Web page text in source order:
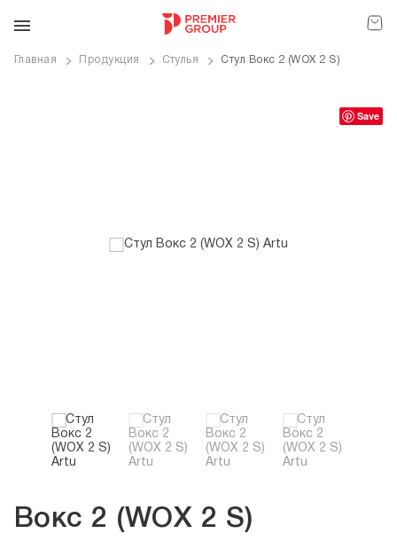
Главная Продукция Стулья Cтул Вокс 2 (WOX 2 S)
Save
Вокс 2 (WOX 2 S)